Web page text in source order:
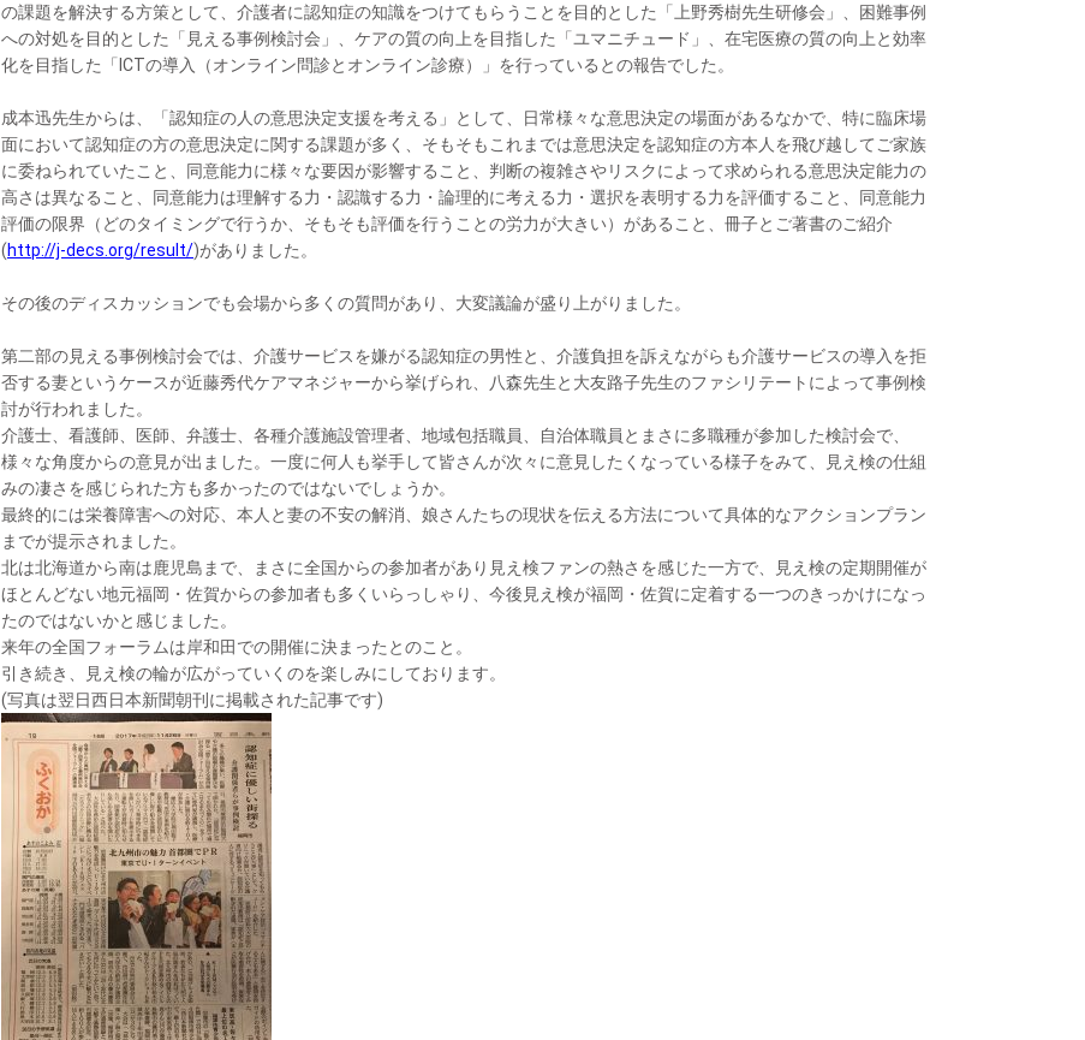
の課題を解決する方策として、介護者に認知症の知識をつけてもらうことを目的とした「上野秀樹先生研修会」、困難事例
への対処を目的とした「見える事例検討会」、ケアの質の向上を目指した「ユマニチュード」、在宅医療の質の向上と効率
化を目指した「ICTの導入（オンライン問診とオンライン診療）」を行っているとの報告でした。
成本迅先生からは、「認知症の人の意思決定支援を考える」として、日常様々な意思決定の場面があるなかで、特に臨床場
面において認知症の方の意思決定に関する課題が多く、そもそもこれまでは意思決定を認知症の方本人を飛び越してご家族
に委ねられていたこと、同意能力に様々な要因が影響すること、判断の複雑さやリスクによって求められる意思決定能力の
高さは異なること、同意能力は理解する力・認識する力・論理的に考える力・選択を表明する力を評価すること、同意能力
評価の限界（どのタイミングで行うか、そもそも評価を行うことの労力が大きい）があること、冊子とご著書のご紹介
(http://j-decs.org/result/)がありました。
その後のディスカッションでも会場から多くの質問があり、大変議論が盛り上がりました。
第二部の見える事例検討会では、介護サービスを嫌がる認知症の男性と、介護負担を訴えながらも介護サービスの導入を拒
否する妻というケースが近藤秀代ケアマネジャーから挙げられ、八森先生と大友路子先生のファシリテートによって事例検
討が行われました。
介護士、看護師、医師、弁護士、各種介護施設管理者、地域包括職員、自治体職員とまさに多職種が参加した検討会で、
様々な角度からの意見が出ました。一度に何人も挙手して皆さんが次々に意見したくなっている様子をみて、見え検の仕組
みの凄さを感じられた方も多かったのではないでしょうか。
最終的には栄養障害への対応、本人と妻の不安の解消、娘さんたちの現状を伝える方法について具体的なアクションプラン
までが提示されました。
北は北海道から南は鹿児島まで、まさに全国からの参加者があり見え検ファンの熱さを感じた一方で、見え検の定期開催が
ほとんどない地元福岡・佐賀からの参加者も多くいらっしゃり、今後見え検が福岡・佐賀に定着する一つのきっかけになっ
たのではないかと感じました。
来年の全国フォーラムは岸和田での開催に決まったとのこと。
引き続き、見え検の輪が広がっていくのを楽しみにしております。
(写真は翌日西日本新聞朝刊に掲載された記事です)